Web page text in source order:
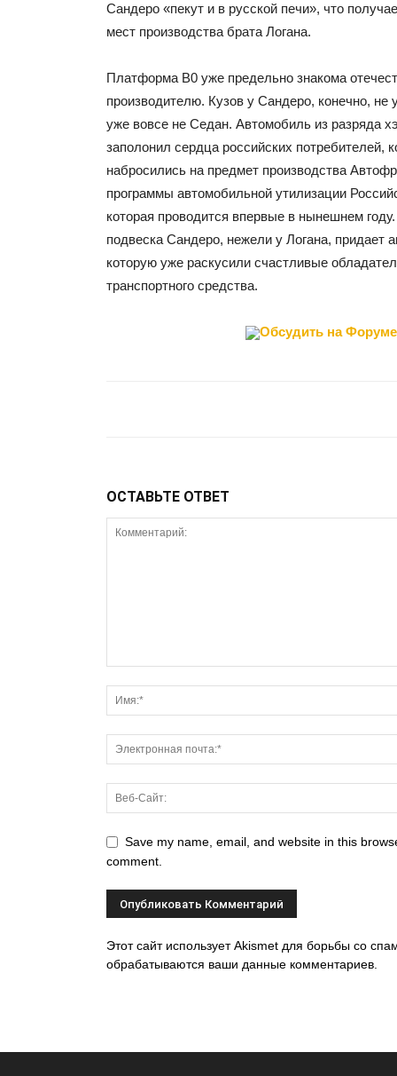
Сандеро «пекут и в русской печи», что
мест производства брата Логана.
Платформа В0 уже предельно знакома
производителю. Кузов у Сандеро, конечно, не
уже вовсе не Седан. Автомобиль из разряда
заполонил сердца российских потребителей,
набросились на предмет производства
программы автомобильной утилизации
которая проводится впервые в нынешнем
подвеска Сандеро, нежели у Логана, придает
которую уже раскусили счастливые
транспортного средства.
Обсудить на Форуме
ОСТАВЬТЕ ОТВЕТ
Save my name, email, and website in this
comment.
Этот сайт использует Akismet для борьбы со
обрабатываются ваши данные комментариев.